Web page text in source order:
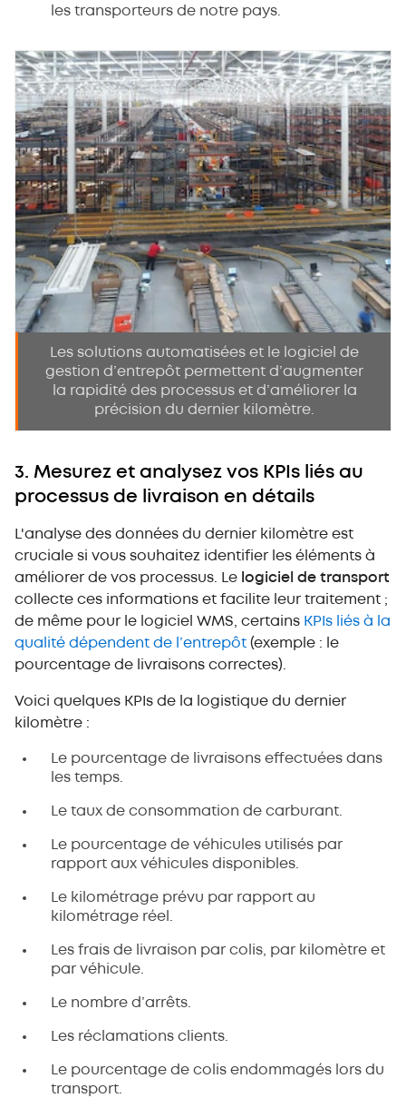
les transporteurs de notre pays.
Les solutions automatisées et le logiciel de
gestion d’entrepôt permettent d’augmenter
la rapidité des processus et d’améliorer la
précision du dernier kilomètre.
3. Mesurez et analysez vos KPIs liés au
processus de livraison en détails
L'analyse des données du dernier kilomètre est
cruciale si vous souhaitez identifier les éléments à
améliorer de vos processus. Le logiciel de transport
collecte ces informations et facilite leur traitement ;
de même pour le logiciel WMS, certains KPIs liés à la
qualité dépendent de l’entrepôt (exemple : le
pourcentage de livraisons correctes).
Voici quelques KPIs de la logistique du dernier
kilomètre :
Le pourcentage de livraisons effectuées dans
les temps.
Le taux de consommation de carburant.
Le pourcentage de véhicules utilisés par
rapport aux véhicules disponibles.
Le kilométrage prévu par rapport au
kilométrage réel.
Les frais de livraison par colis, par kilomètre et
par véhicule.
Le nombre d’arrêts.
Les réclamations clients.
Le pourcentage de colis endommagés lors du
transport.